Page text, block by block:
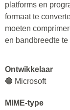
platforms en
formaat te
moeten
en bandbreedte te
Ontwikkelaar
🔵 Microsoft
MIME-type